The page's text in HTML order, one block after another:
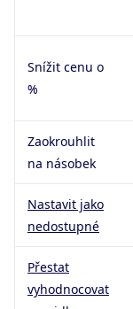
Snížit cenu o
%
Zaokrouhlit
na násobek
Nastavit jako
nedostupné
Přestat
vyhodnocovat